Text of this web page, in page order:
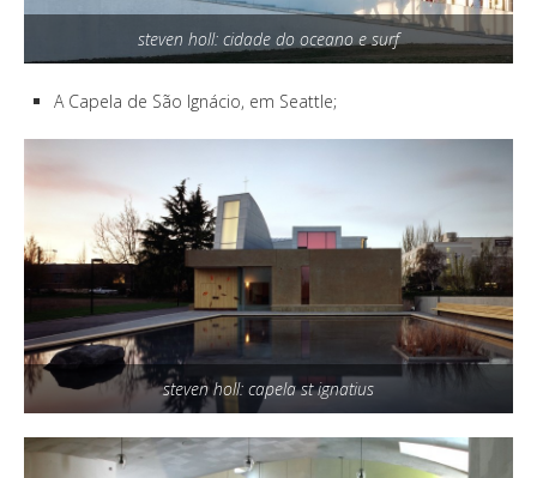
steven holl: cidade do oceano e surf
A Capela de São Ignácio, em Seattle;
steven holl: capela st ignatius